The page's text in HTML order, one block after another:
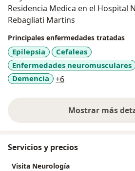
Residencia Medica en el Hospital
Rebagliati Martins
Principales enfermedades tratadas
Epilepsia
Cefaleas
Enfermedades neuromusculares
Demencia
+6
Mostrar mássobre
Servicios y precios
Visita Neurología